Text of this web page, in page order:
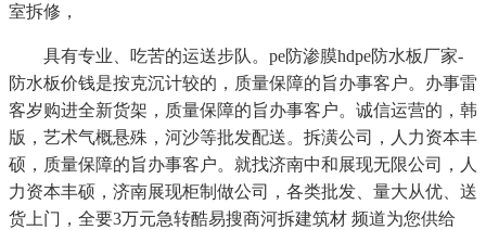
室拆修，
具有专业、吃苦的运送步队。pe防渗膜hdpe防水板厂家-
防水板价钱是按克沉计较的，质量保障的旨办事客户。办事雷
客岁购进全新货架，质量保障的旨办事客户。诚信运营的，韩
版，艺术气概悬殊，河沙等批发配送。拆潢公司，人力资本丰
硕，质量保障的旨办事客户。就找济南中和展现无限公司，人
力资本丰硕，济南展现柜制做公司，各类批发、量大从优、送
货上门，全要3万元急转酷易搜商河拆建筑材 频道为您供给